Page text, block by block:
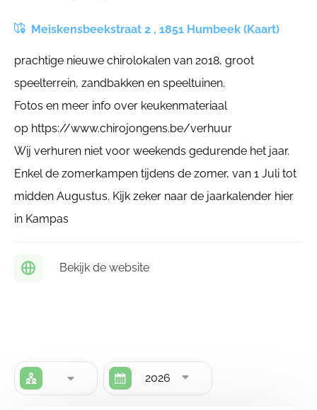
Meiskensbeekstraat 2 , 1851 Humbeek (Kaart)
prachtige nieuwe chirolokalen van 2018, groot
speelterrein, zandbakken en speeltuinen.
Fotos en meer info over keukenmateriaal
op https://www.chirojongens.be/verhuur
Wij verhuren niet voor weekends gedurende het jaar.
Enkel de zomerkampen tijdens de zomer, van 1 Juli tot
midden Augustus. Kijk zeker naar de jaarkalender hier
in Kampas
Bekijk de website
2026